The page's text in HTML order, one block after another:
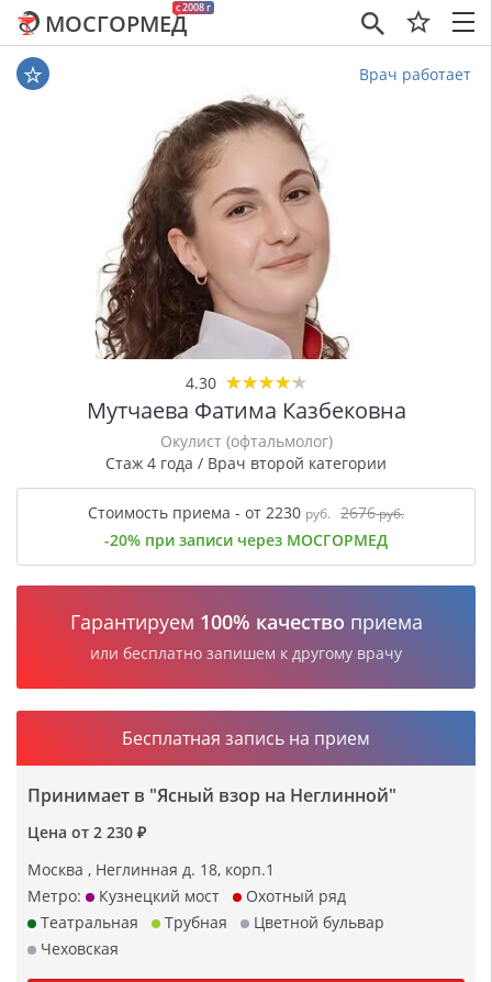
×
c 2008 г
МОСГОРМЕД
Врач работает
4.30 ★★★★★
★★★★★
Мутчаева Фатима Казбековна
Окулист (офтальмолог)
Стаж 4 года / Врач второй категории
Стоимость приема - от 2230 руб. 2676руб.
-20% при записи через МОСГОРМЕД
Гарантируем 100% качество приема
или бесплатно запишем к другому врачу
Бесплатная запись на прием
Принимает в "Ясный взор на Неглинной"
Цена от 2 230 ₽
Москва , Неглинная д. 18, корп.1
Метро:
Кузнецкий мост
Охотный ряд
Театральная
Трубная
Цветной бульвар
Чеховская